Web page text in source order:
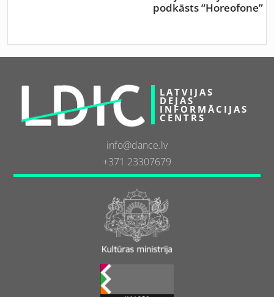
podkāsts “Horeofone”
LATVIJAS
DEJAS
INFORMĀCIJAS
CENTRS
info@dance.lv
+371 23307679